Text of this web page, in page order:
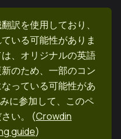
訳を使用しており、
いる可能性がありま
、オリジナルの英語
のため、一部のコン
っている可能性があ
に参加して、このペ
い。
(Crowdin
guide)